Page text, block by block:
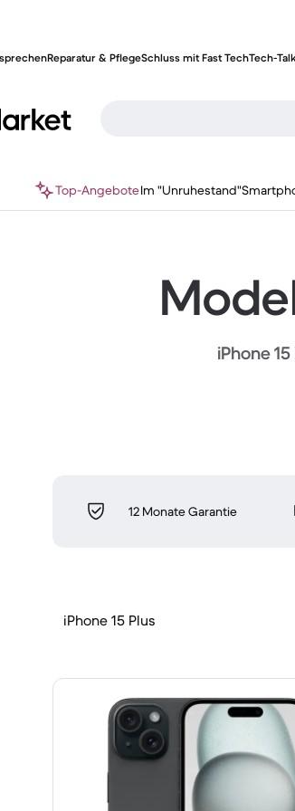
Reparatur & PflegeSchluss mit Fast TechTech-
Top-AngeboteIm "Unruhestand"
iPhone
12 Monate Garantie
iPhone 15 Plus